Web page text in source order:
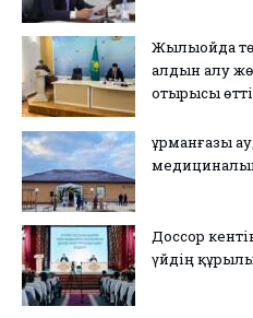
Жылыойда
алдын алу
отырысы өтті
Құрманғазы
Доссор
үйдің